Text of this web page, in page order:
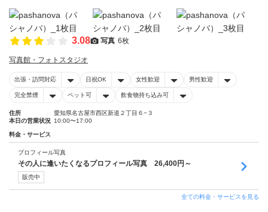
3.08 写真 6枚
写真館・フォトスタジオ
出張・訪問対応 日祝OK 女性歓迎 男性歓迎
完全禁煙 ペット可 飲食物持ち込み可
住所
愛知県名古屋市西区新道２丁目６−３
本日の営業状況 10:00〜17:00
料金・サービス
プロフィール写真
その人に逢いたくなるプロフィール写真 26,400円～
販売中
全ての料金・サービスを見る